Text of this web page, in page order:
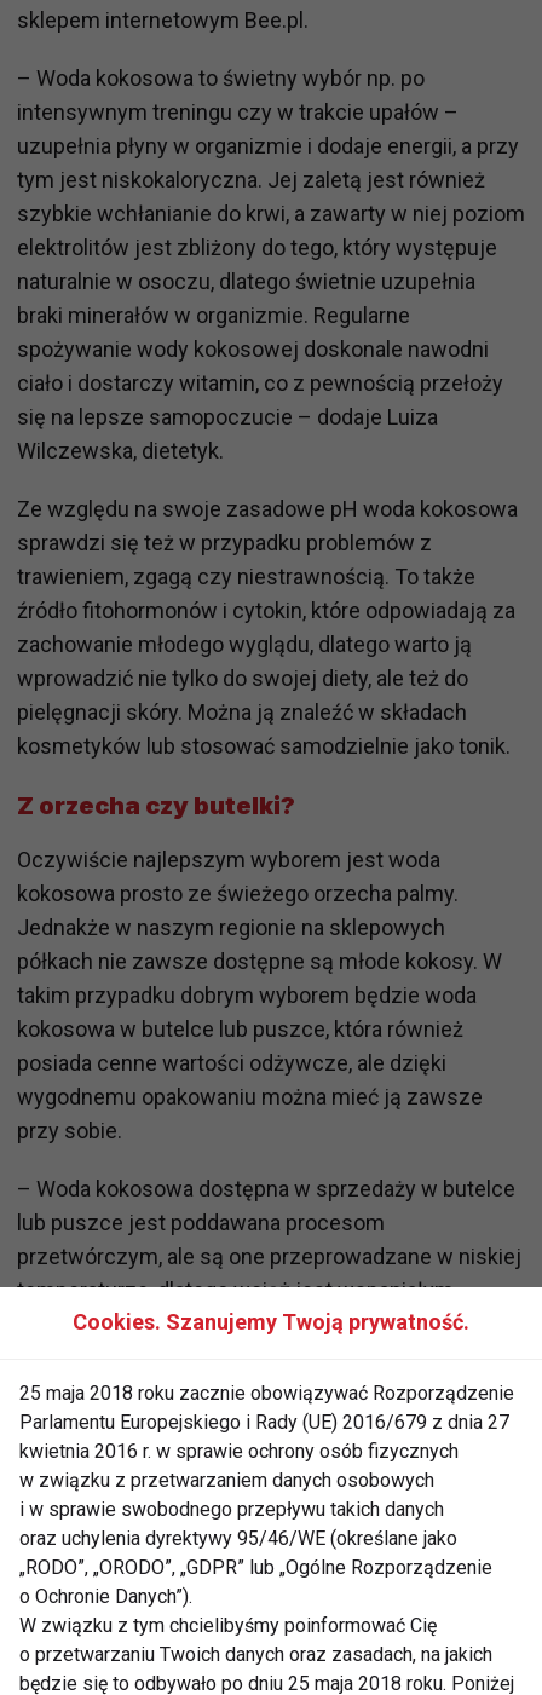
sklepem internetowym Bee.pl.
– Woda kokosowa to świetny wybór np. po
intensywnym treningu czy w trakcie upałów –
uzupełnia płyny w organizmie i dodaje energii, a przy
tym jest niskokaloryczna. Jej zaletą jest również
szybkie wchłanianie do krwi, a zawarty w niej poziom
elektrolitów jest zbliżony do tego, który występuje
naturalnie w osoczu, dlatego świetnie uzupełnia
braki minerałów w organizmie. Regularne
spożywanie wody kokosowej doskonale nawodni
ciało i dostarczy witamin, co z pewnością przełoży
się na lepsze samopoczucie – dodaje Luiza
Wilczewska, dietetyk.
Ze względu na swoje zasadowe pH woda kokosowa
sprawdzi się też w przypadku problemów z
trawieniem, zgagą czy niestrawnością. To także
źródło fitohormonów i cytokin, które odpowiadają za
zachowanie młodego wyglądu, dlatego warto ją
wprowadzić nie tylko do swojej diety, ale też do
pielęgnacji skóry. Można ją znaleźć w składach
kosmetyków lub stosować samodzielnie jako tonik.
Z orzecha czy butelki?
Oczywiście najlepszym wyborem jest woda
kokosowa prosto ze świeżego orzecha palmy.
Jednakże w naszym regionie na sklepowych
półkach nie zawsze dostępne są młode kokosy. W
takim przypadku dobrym wyborem będzie woda
kokosowa w butelce lub puszce, która również
posiada cenne wartości odżywcze, ale dzięki
wygodnemu opakowaniu można mieć ją zawsze
przy sobie.
– Woda kokosowa dostępna w sprzedaży w butelce
lub puszce jest poddawana procesom
przetwórczym, ale są one przeprowadzane w niskiej
temperaturze, dlatego wciąż jest wspaniałym
źródłem witamin i minerałów. Produkt powinien
że surowiec pochodzi z młodego orzecha, a nie
koncentratu. Warto też czytać składy dostępne na
opakowaniu, aby wybrać wodę kokosową bez
konserwantów czy zbędnych ulepszaczy. Dodatek
kwasu askorbinowego, czyli witaminy C, nie
powinien jednak wzbudzać wątpliwości, bo pozwala
ona na zachowanie trwałości napoju – komentuje
Luiza Wilczewska, dietetyk współpracujący ze
sklepem internetowym Bee.pl.
Cookies. Szanujemy Twoją prywatność.
25 maja 2018 roku zacznie obowiązywać Rozporządzenie
Parlamentu Europejskiego i Rady (UE) 2016/679 z dnia 27
kwietnia 2016 r. w sprawie ochrony osób fizycznych
w związku z przetwarzaniem danych osobowych
i w sprawie swobodnego przepływu takich danych
oraz uchylenia dyrektywy 95/46/WE (określane jako
„RODO”, „ORODO”, „GDPR” lub „Ogólne Rozporządzenie
o Ochronie Danych”).
W związku z tym chcielibyśmy poinformować Cię
o przetwarzaniu Twoich danych oraz zasadach, na jakich
będzie się to odbywało po dniu 25 maja 2018 roku. Poniżej